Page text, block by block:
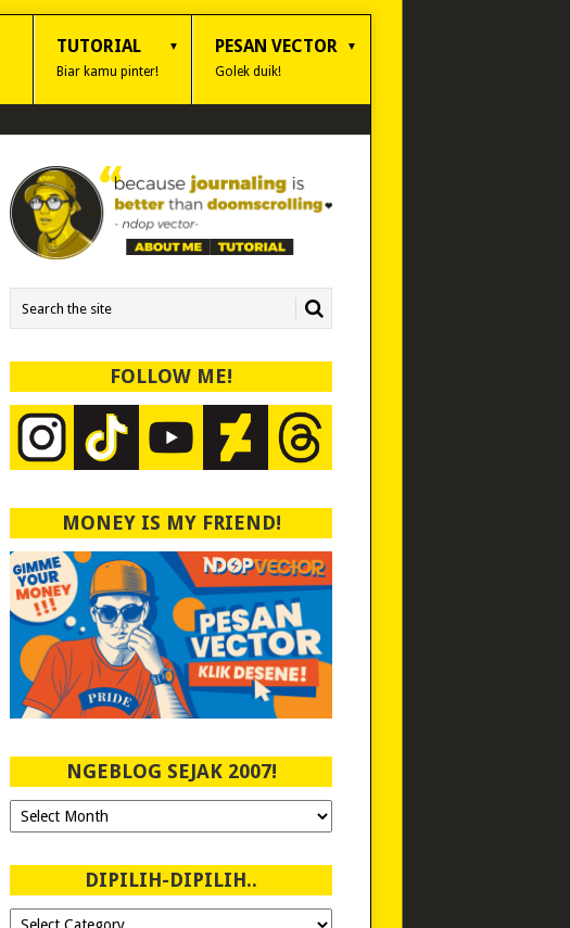
TUTORIAL
Biar kamu pinter!
PESAN VECTOR
Golek duik!
FOLLOW ME!
MONEY IS MY FRIEND!
NGEBLOG SEJAK 2007!
Ngeblog
Sejak
DIPILIH-DIPILIH..
Dipilih-